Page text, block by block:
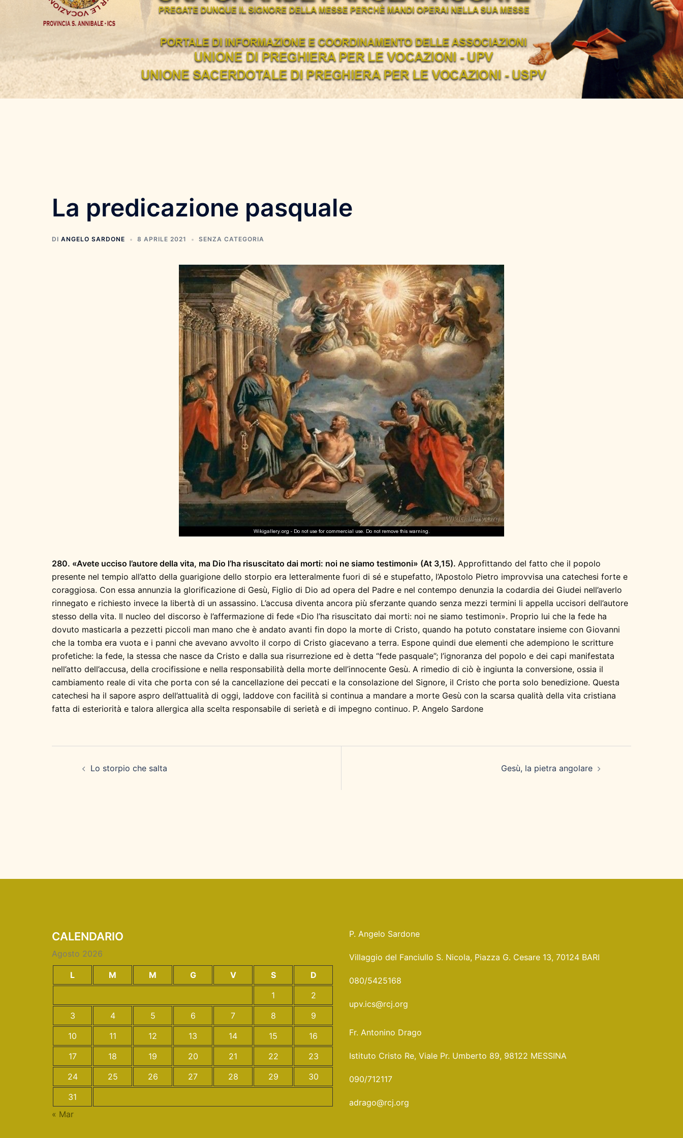
La predicazione pasquale
DI ANGELO SARDONE 8 APRILE 2021 SENZA CATEGORIA
280. «Avete ucciso l’autore della vita, ma Dio l’ha risuscitato dai morti: noi ne siamo testimoni» (At 3,15). Approfittando del fatto che il popolo
presente nel tempio all’atto della guarigione dello storpio era letteralmente fuori di sé e stupefatto, l’Apostolo Pietro improvvisa una catechesi forte e
coraggiosa. Con essa annunzia la glorificazione di Gesù, Figlio di Dio ad opera del Padre e nel contempo denunzia la codardia dei Giudei nell’averlo
rinnegato e richiesto invece la libertà di un assassino. L’accusa diventa ancora più sferzante quando senza mezzi termini li appella uccisori dell’autore
stesso della vita. Il nucleo del discorso è l’affermazione di fede «Dio l’ha risuscitato dai morti: noi ne siamo testimoni». Proprio lui che la fede ha
dovuto masticarla a pezzetti piccoli man mano che è andato avanti fin dopo la morte di Cristo, quando ha potuto constatare insieme con Giovanni
che la tomba era vuota e i panni che avevano avvolto il corpo di Cristo giacevano a terra. Espone quindi due elementi che adempiono le scritture
profetiche: la fede, la stessa che nasce da Cristo e dalla sua risurrezione ed è detta “fede pasquale”; l’ignoranza del popolo e dei capi manifestata
nell’atto dell’accusa, della crocifissione e nella responsabilità della morte dell’innocente Gesù. A rimedio di ciò è ingiunta la conversione, ossia il
cambiamento reale di vita che porta con sé la cancellazione dei peccati e la consolazione del Signore, il Cristo che porta solo benedizione. Questa
catechesi ha il sapore aspro dell’attualità di oggi, laddove con facilità si continua a mandare a morte Gesù con la scarsa qualità della vita cristiana
fatta di esteriorità e talora allergica alla scelta responsabile di serietà e di impegno continuo. P. Angelo Sardone
articoloLo storpio che salta Gesù, la pietra angolare
CALENDARIO
Agosto 2026
L M M G V S
D
1
2
3
4 5 6 7 8
9
10
11 12 13 14 15
16
17
18 19 20 21 22
23
24
25 26 27 28 29
30
31
« Mar
P. Angelo Sardone
Villaggio del Fanciullo S. Nicola, Piazza G. Cesare 13, 70124 BARI
080/5425168
upv.ics@rcj.org
Fr. Antonino Drago
Istituto Cristo Re, Viale Pr. Umberto 89, 98122 MESSINA
090/712117
adrago@rcj.org